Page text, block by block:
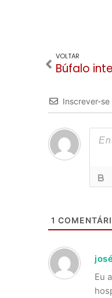
VOLTAR
Inscrever-se
1
Eu